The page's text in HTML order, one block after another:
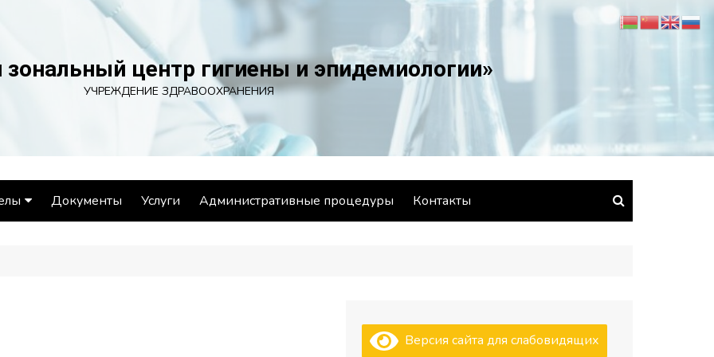
зональный центр гигиены и эпидемиологии»
УЧРЕЖДЕНИЕ ЗДРАВООХРАНЕНИЯ
Документы Услуги Административные процедуры Контакты
Версия сайта для слабовидящих